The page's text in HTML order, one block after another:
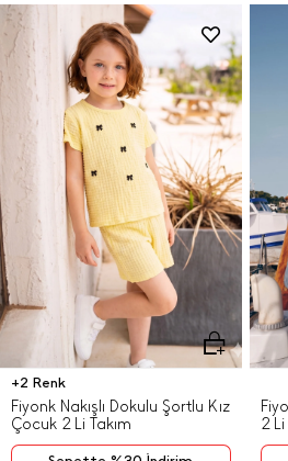
+2 Renk
Fiyonk Nakışlı Dokulu Şortlu Kız
Çocuk 2 Li Takım
2 Li